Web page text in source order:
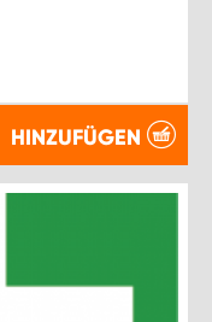
HINZUFÜGEN